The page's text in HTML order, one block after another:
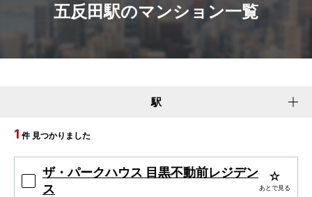
五反田駅のマンション一覧
駅
1 件 見つかりました
ザ・パークハウス 目黒不動前レジデン
ス
あとで見る